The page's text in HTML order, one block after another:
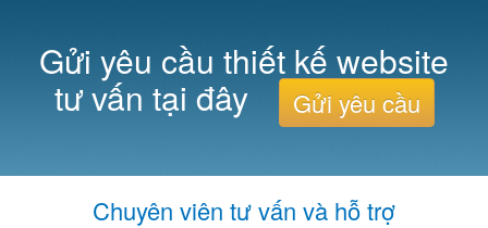
Gửi yêu cầu thiết kế website
tư vấn tại đây Gửi yêu cầu
Chuyên viên tư vấn và hỗ trợ